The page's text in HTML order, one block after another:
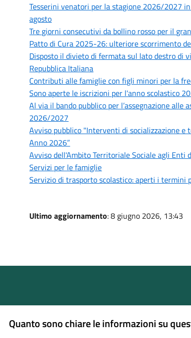
Tesserini venatori per la stagione 2026/2027
agosto
Tre giorni consecutivi da bollino rosso per il
Patto di Cura 2025-26: ulteriore scorrimento
Disposto il divieto di fermata sul lato destro di
Repubblica Italiana
Contributi alle famiglie con figli minori per la
Sono aperte le iscrizioni per l'anno scolastico
Al via il bando pubblico per l’assegnazione
2026/2027
Avviso pubblico "Interventi di socializzazione
Anno 2026”
Avviso dell'Ambito Territoriale Sociale agli Enti
Servizi per le famiglie
Servizio di trasporto scolastico: aperti i
Ultimo aggiornamento: 8 giugno 2026, 13:43
Quanto sono chiare le informazioni su